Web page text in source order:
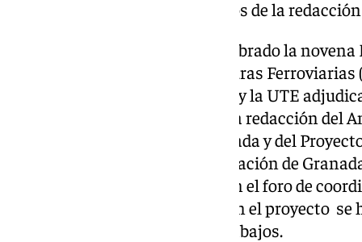
Comienzan los trabajos técnicos de la
Este martes, además, se ha celebrado la
Administrador de Infraestructuras
Granada, la Junta de Andalucía y la UTE
primeros trabajos técnicos de la redacción del
ferrocarril en la ciudad de Granada y del
mejora de la capacidad de la estación de
una nota, durante la reunión, en el foro de
administraciones implicadas en el proyecto
seguimiento del inicio de los trabajos.